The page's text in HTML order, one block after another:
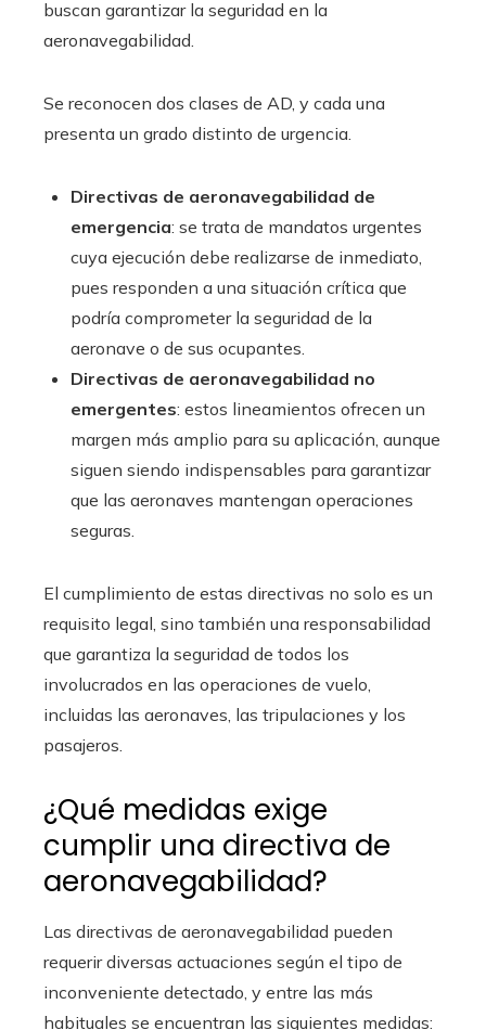
buscan garantizar la seguridad en la
aeronavegabilidad.
Se reconocen dos clases de AD, y cada una
presenta un grado distinto de urgencia.
Directivas de aeronavegabilidad de
emergencia: se trata de mandatos urgentes
cuya ejecución debe realizarse de inmediato,
pues responden a una situación crítica que
podría comprometer la seguridad de la
aeronave o de sus ocupantes.
Directivas de aeronavegabilidad no
emergentes: estos lineamientos ofrecen un
margen más amplio para su aplicación, aunque
siguen siendo indispensables para garantizar
que las aeronaves mantengan operaciones
seguras.
El cumplimiento de estas directivas no solo es un
requisito legal, sino también una responsabilidad
que garantiza la seguridad de todos los
involucrados en las operaciones de vuelo,
incluidas las aeronaves, las tripulaciones y los
pasajeros.
¿Qué medidas exige
cumplir una directiva de
aeronavegabilidad?
Las directivas de aeronavegabilidad pueden
requerir diversas actuaciones según el tipo de
inconveniente detectado, y entre las más
habituales se encuentran las siguientes medidas: